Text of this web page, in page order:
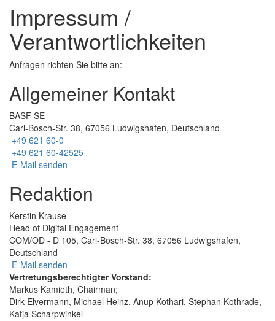
Impressum /
Verantwortlichkeiten
Anfragen richten Sie bitte an:
Allgemeiner Kontakt
BASF SE
Carl-Bosch-Str. 38, 67056 Ludwigshafen, Deutschland
+49 621 60-0
+49 621 60-42525
E-Mail senden
Redaktion
Kerstin Krause
Head of Digital Engagement
COM/OD - D 105, Carl-Bosch-Str. 38, 67056 Ludwigshafen,
Deutschland
E-Mail senden
Vertretungsberechtigter Vorstand:
Markus Kamieth, Chairman;
Dirk Elvermann, Michael Heinz, Anup Kothari, Stephan Kothrade,
Katja Scharpwinkel